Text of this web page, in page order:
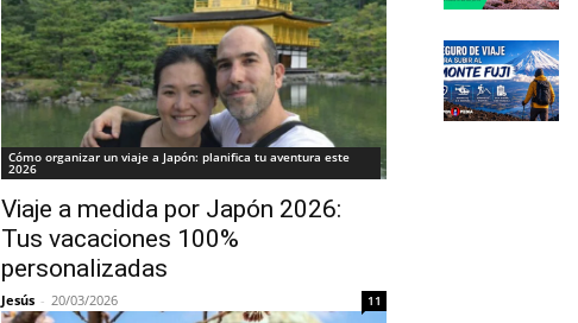
Cómo organizar un viaje a Japón: planifica tu aventura este
2026
Viaje a medida por Japón 2026:
Tus vacaciones 100%
personalizadas
Jesús - 20/03/2026 11